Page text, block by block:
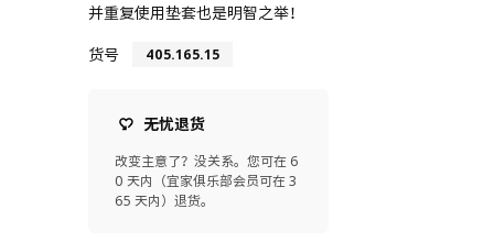
并重复使用垫套也是明智之举！
货号
405.165.15
无忧退货
改变主意了？没关系。您可在 6
0 天内（宜家俱乐部会员可在 3
65 天内）退货。